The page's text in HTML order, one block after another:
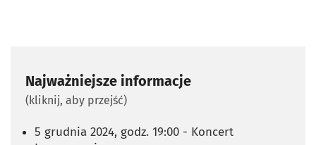
Najważniejsze informacje
(kliknij, aby przejść)
5 grudnia 2024, godz. 19:00 - Koncert